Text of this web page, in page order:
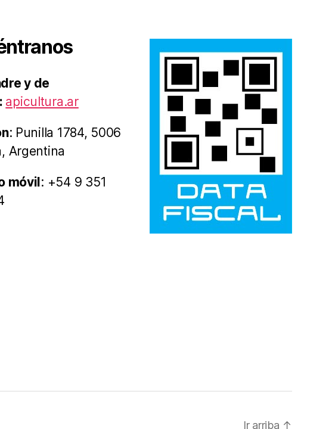
y de
apicultura.ar
: Punilla 1784, 5006
Argentina
móvil: +54 9 351
Ir arriba ↑